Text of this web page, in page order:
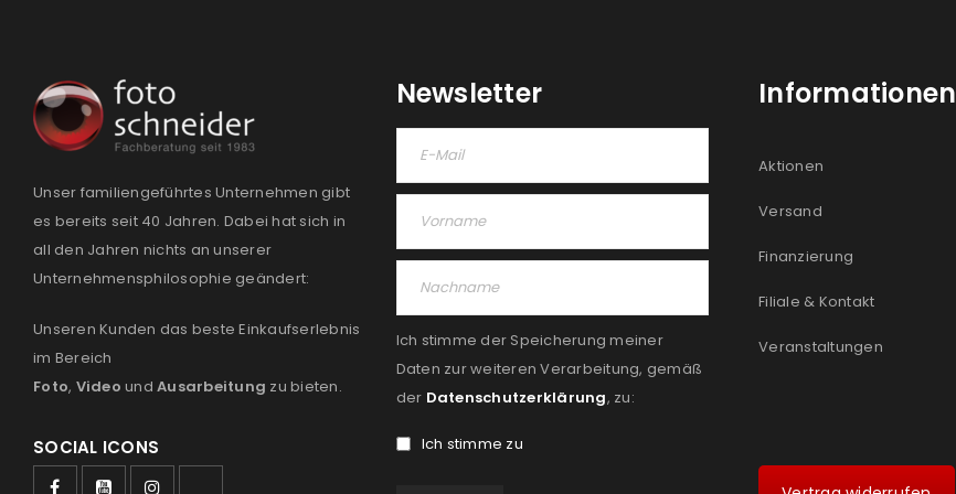
Unser familiengeführtes Unternehmen gibt
es bereits seit 40 Jahren. Dabei hat sich in
all den Jahren nichts an unserer
Unternehmensphilosophie geändert:
Unseren Kunden das beste Einkaufserlebnis
im Bereich
Foto, Video und Ausarbeitung zu bieten.
SOCIAL ICONS
Newsletter
Ich stimme der Speicherung meiner
Daten zur weiteren Verarbeitung, gemäß
der Datenschutzerklärung, zu:
Ich stimme zu
Informationen
Aktionen
Versand
Finanzierung
Filiale & Kontakt
Veranstaltungen